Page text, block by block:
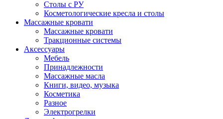
Столы с РУ
Косметологические кресла и столы
Массажные кровати
Массажные кровати
Тракционные системы
Аксессуары
Мебель
Принадлежности
Массажные масла
Книги, видео, музыка
Косметика
Разное
Электрогрелки